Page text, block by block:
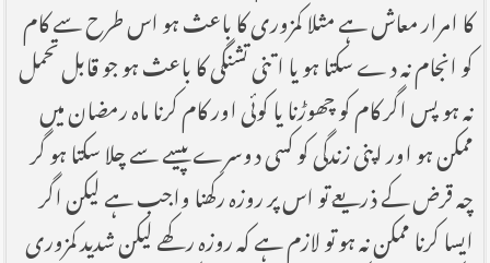
کا امرار معاش ہے مثلا کمزوری کا باعث ہو اس طرح سے کام
کو انجام نہ دے سکتا ہو یا اتنی تشنگی کا باعث ہو جو قابل تحمل
نہ ہو پس اگر کام کو چھوڑنا یا کوئی اور کام کرنا ماہ رمضان میں
ممکن ہو اور اپنی زندگی کو کسی دوسرے پیسے سے چلا سکتا ہو گر
چہ قرض کے ذریعے تو اس پر روزہ رکھنا واجب ہے لیکن اگر
ایسا کرنا ممکن نہ ہو تو لازم ہے کہ روزہ رکھے لیکن شدید کمزوری